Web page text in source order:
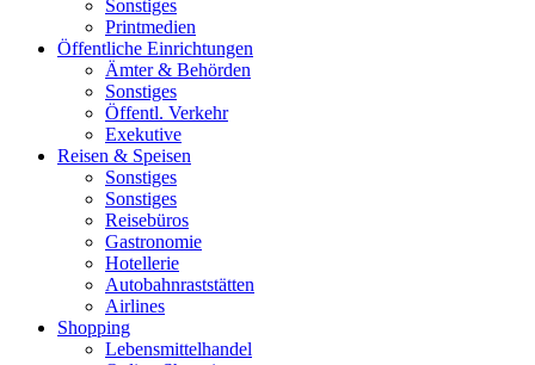
Sonstiges
Printmedien
Öffentliche Einrichtungen
Ämter & Behörden
Sonstiges
Öffentl. Verkehr
Exekutive
Reisen & Speisen
Sonstiges
Sonstiges
Reisebüros
Gastronomie
Hotellerie
Autobahnraststätten
Airlines
Shopping
Lebensmittelhandel